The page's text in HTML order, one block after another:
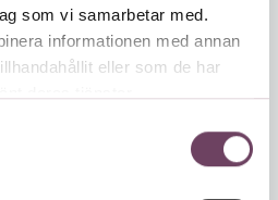
som vi samarbetar med.
informationen med annan
eller som de har